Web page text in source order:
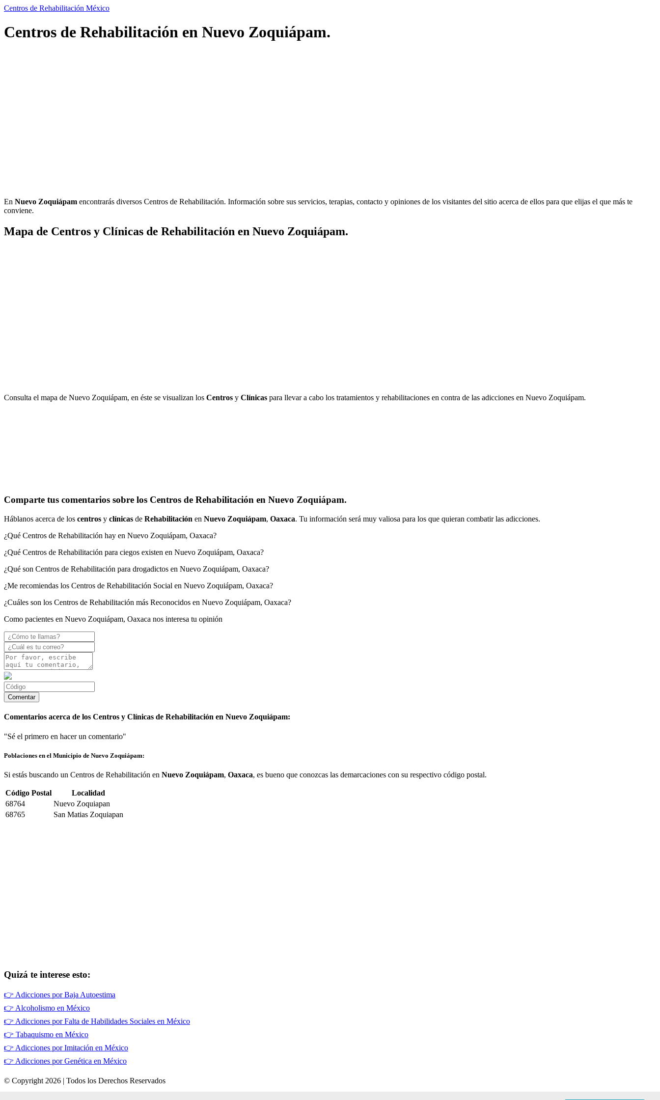
Centros de Rehabilitación México
Centros de Rehabilitación en Nuevo Zoquiápam.
En Nuevo Zoquiápam encontrarás diversos Centros de Rehabilitación. Información sobre sus servicios, terapias, contacto y opiniones de los visitantes del sitio acerca de ellos para que elijas el que más te
conviene.
Mapa de Centros y Clínicas de Rehabilitación en Nuevo Zoquiápam.
Consulta el mapa de Nuevo Zoquiápam, en éste se visualizan los Centros y Clínicas para llevar a cabo los tratamientos y rehabilitaciones en contra de las adicciones en Nuevo Zoquiápam.
Comparte tus comentarios sobre los Centros de Rehabilitación en Nuevo Zoquiápam.
Háblanos acerca de los centros y clínicas de Rehabilitación en Nuevo Zoquiápam, Oaxaca. Tu información será muy valiosa para los que quieran combatir las adicciones.
¿Qué Centros de Rehabilitación hay en Nuevo Zoquiápam, Oaxaca?
¿Qué Centros de Rehabilitación para ciegos existen en Nuevo Zoquiápam, Oaxaca?
¿Qué son Centros de Rehabilitación para drogadictos en Nuevo Zoquiápam, Oaxaca?
¿Me recomiendas los Centros de Rehabilitación Social en Nuevo Zoquiápam, Oaxaca?
¿Cuáles son los Centros de Rehabilitación más Reconocidos en Nuevo Zoquiápam, Oaxaca?
Como pacientes en Nuevo Zoquiápam, Oaxaca nos interesa tu opinión
Comentarios acerca de los Centros y Clínicas de Rehabilitación en Nuevo Zoquiápam:
"Sé el primero en hacer un comentario"
Poblaciones en el Municipio de Nuevo Zoquiápam:
Si estás buscando un Centros de Rehabilitación en Nuevo Zoquiápam, Oaxaca, es bueno que conozcas las demarcaciones con su respectivo código postal.
Código Postal
Localidad
68764
Nuevo Zoquiapan
68765
San Matias Zoquiapan
Quizá te interese esto:
👉 Adicciones por Baja Autoestima
👉 Alcoholismo en México
👉 Adicciones por Falta de Habilidades Sociales en México
👉 Tabaquismo en México
👉 Adicciones por Imitación en México
👉 Adicciones por Genética en México
© Copyright 2026 | Todos los Derechos Reservados